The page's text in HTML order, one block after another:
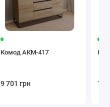
Комод АКМ-417
9 701 грн 10